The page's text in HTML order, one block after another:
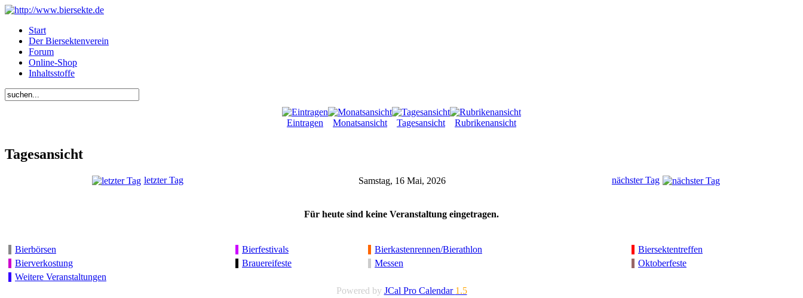
Start
Der Biersektenverein
Forum
Online-Shop
Inhaltsstoffe
Eintragen Monatsansicht Tagesansicht Rubrikenansicht
Tagesansicht
letzter Tag Samstag, 16 Mai, 2026 nächster Tag
Für heute sind keine Veranstaltung eingetragen.
Bierbörsen Bierfestivals Bierkastenrennen/Bierathlon
Biersektentreffen
Bierverkostung
Brauereifeste Messen
Oktoberfeste
Weitere Veranstaltungen
Powered by JCal Pro Calendar 1.5